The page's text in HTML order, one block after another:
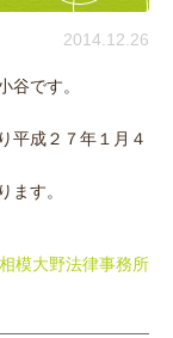
2014.12.26
谷です。
平成２７年１月４
ます。
相模大野法律事務所